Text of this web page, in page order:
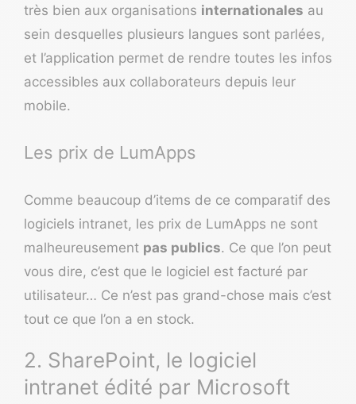
très bien aux organisations internationales au
sein desquelles plusieurs langues sont parlées,
et l’application permet de rendre toutes les infos
accessibles aux collaborateurs depuis leur
mobile.
Les prix de LumApps
Comme beaucoup d’items de ce comparatif des
logiciels intranet, les prix de LumApps ne sont
malheureusement pas publics. Ce que l’on peut
vous dire, c’est que le logiciel est facturé par
utilisateur… Ce n’est pas grand-chose mais c’est
tout ce que l’on a en stock.
2. SharePoint, le logiciel
intranet édité par Microsoft